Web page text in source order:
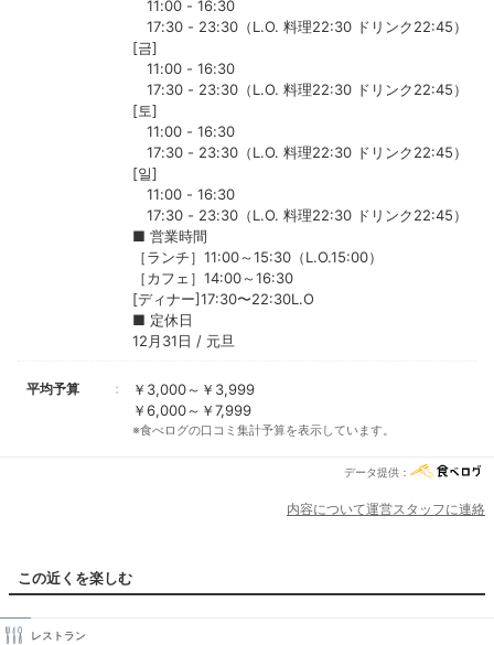
11:00 - 16:30
17:30 - 23:30（L.O. 料理22:30 ドリンク22:45）
[금]
11:00 - 16:30
17:30 - 23:30（L.O. 料理22:30 ドリンク22:45）
[토]
11:00 - 16:30
17:30 - 23:30（L.O. 料理22:30 ドリンク22:45）
[일]
11:00 - 16:30
17:30 - 23:30（L.O. 料理22:30 ドリンク22:45）
■ 営業時間
［ランチ］11:00～15:30（L.O.15:00）
［カフェ］14:00～16:30
[ディナー]17:30〜22:30L.O
■ 定休日
12月31日 / 元旦
平均予算
￥3,000～￥3,999
￥6,000～￥7,999
※食べログの口コミ集計予算を表示しています。
データ提供：
内容について運営スタッフに連絡
この近くを楽しむ
レストラン